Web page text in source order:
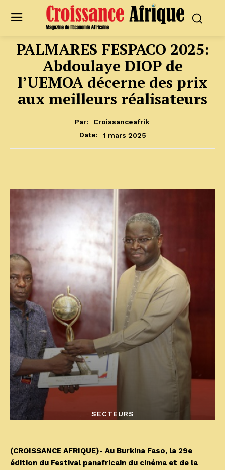
PALMARES FESPACO 2025:
Abdoulaye DIOP de
l’UEMOA décerne des prix
aux meilleurs réalisateurs
Par:
Croissanceafrik
Date:
1 mars 2025
SECTEURS
(CROISSANCE AFRIQUE)- Au Burkina Faso, la 29e
édition du Festival panafricain du cinéma et de la